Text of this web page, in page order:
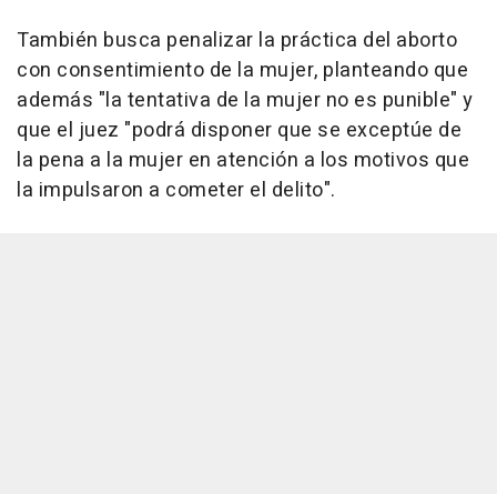
También busca penalizar la práctica del aborto
con consentimiento de la mujer, planteando que
además "la tentativa de la mujer no es punible" y
que el juez "podrá disponer que se exceptúe de
la pena a la mujer en atención a los motivos que
la impulsaron a cometer el delito".